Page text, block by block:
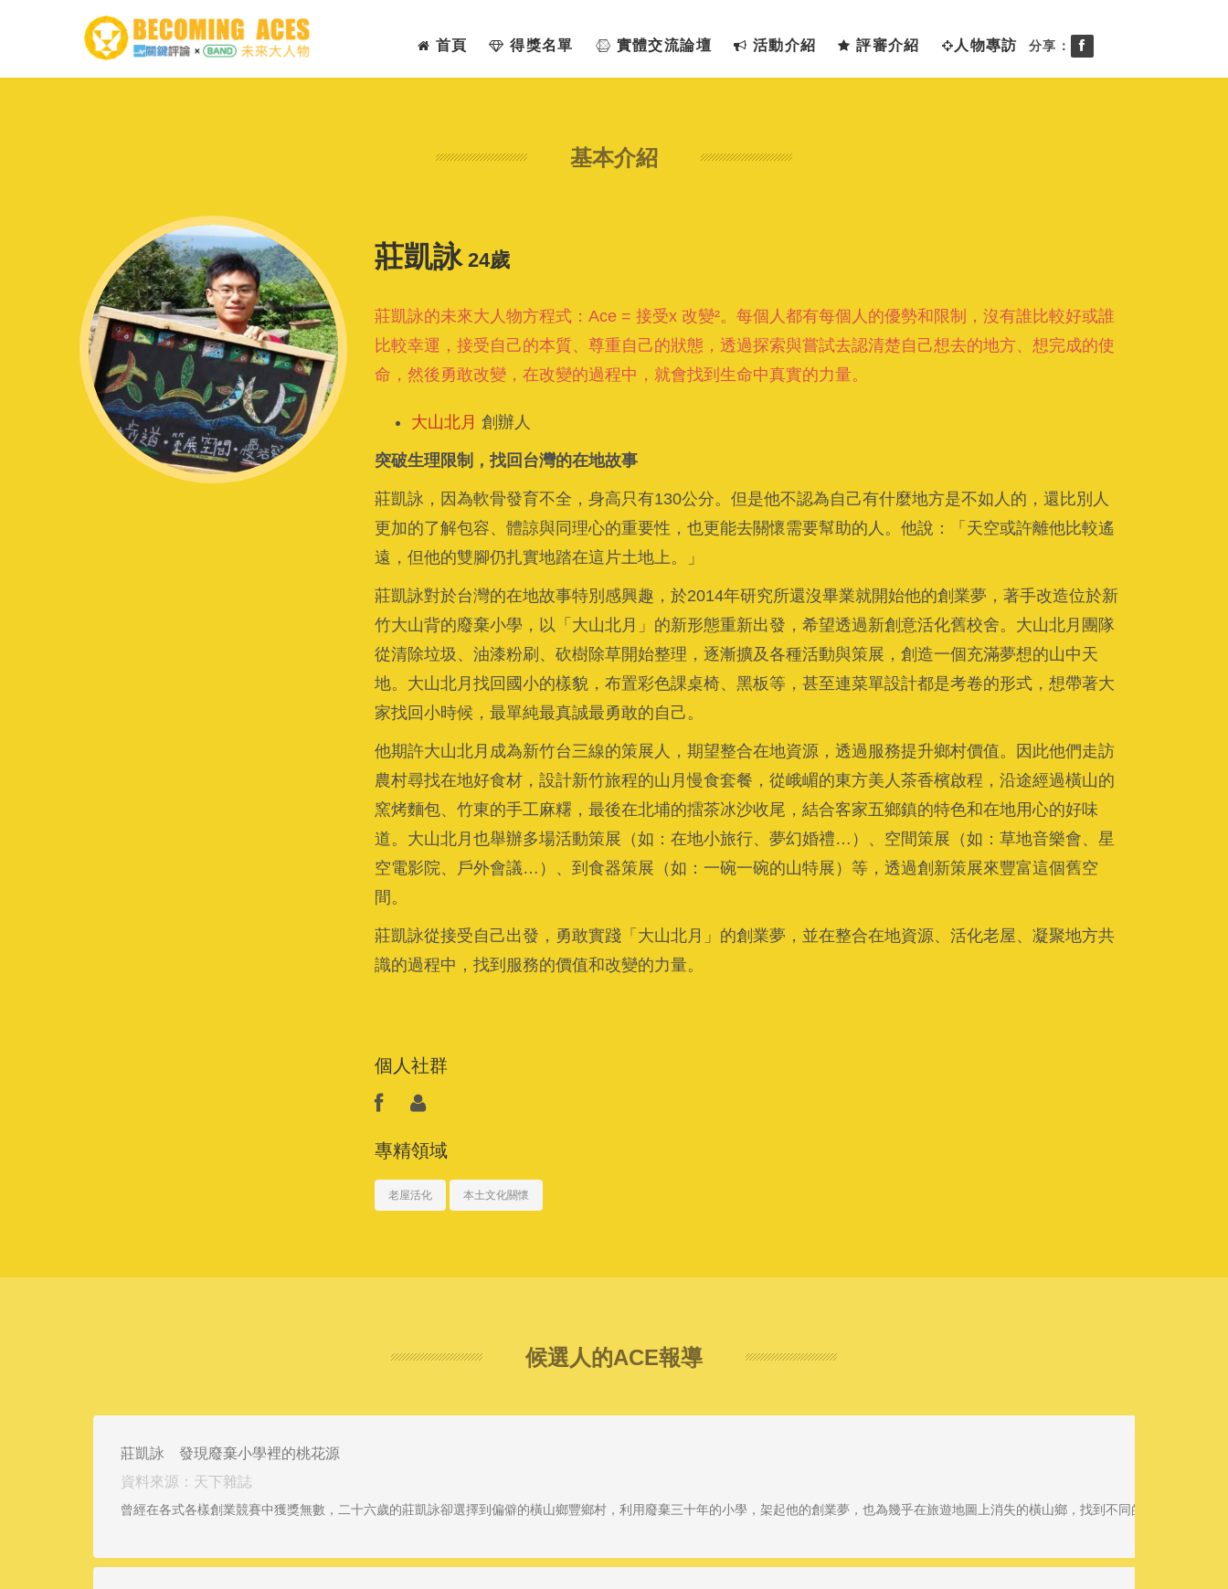
首頁 得獎名單 實體交流論壇 活動介紹 評審介紹 人物專訪 分享：
基本介紹
莊凱詠 24歲
莊凱詠的未來大人物方程式：Ace = 接受x 改變²。每個人都有每個人的優勢和限制，沒有誰比較好或誰
比較幸運，接受自己的本質、尊重自己的狀態，透過探索與嘗試去認清楚自己想去的地方、想完成的使
命，然後勇敢改變，在改變的過程中，就會找到生命中真實的力量。
大山北月 創辦人​
突破生理限制，找回台灣的在地故事
莊凱詠，因為軟骨發育不全，身高只有130公分。但是他不認為自己有什麼地方是不如人的，還比別人
更加的了解包容、體諒與同理心的重要性，也更能去關懷需要幫助的人。他說：「天空或許離他比較遙
遠，但他的雙腳仍扎實地踏在這片土地上。」
莊凱詠對於台灣的在地故事特別感興趣，於2014年研究所還沒畢業就開始他的創業夢，著手改造位於新
竹大山背的廢棄小學，以「大山北月」的新形態重新出發，希望透過新創意活化舊校舍。大山北月團隊
從清除垃圾、油漆粉刷、砍樹除草開始整理，逐漸擴及各種活動與策展，創造一個充滿夢想的山中天
地。大山北月找回國小的樣貌，布置彩色課桌椅、黑板等，甚至連菜單設計都是考卷的形式，想帶著大
家找回小時候，最單純最真誠最勇敢的自己。
他期許大山北月成為新竹台三線的策展人，期望整合在地資源，透過服務提升鄉村價值。因此他們走訪
農村尋找在地好食材，設計新竹旅程的山月慢食套餐，從峨嵋的東方美人茶香檳啟程，沿途經過橫山的
窯烤麵包、竹東的手工麻糬，最後在北埔的擂茶冰沙收尾，結合客家五鄉鎮的特色和在地用心的好味
道。大山北月也舉辦多場活動策展（如：在地小旅行、夢幻婚禮…）、空間策展（如：草地音樂會、星
空電影院、戶外會議…）、到食器策展（如：一碗一碗的山特展）等，透過創新策展來豐富這個舊空
間。
莊凱詠從接受自己出發，勇敢實踐「大山北月」的創業夢，並在整合在地資源、活化老屋、凝聚地方共
識的過程中，找到服務的價值和改變的力量。
個人社群
專精領域
老屋活化 本土文化關懷
候選人的ACE報導
莊凱詠 發現廢棄小學裡的桃花源
資料來源：天下雜誌
曾經在各式各樣創業競賽中獲獎無數，二十六歲的莊凱詠卻選擇到偏僻的橫山鄉豐鄉村，利用廢棄三十年的小學，架起他的創業夢，也為幾乎在旅遊地圖上消失的橫山鄉，找到不同的可能性。